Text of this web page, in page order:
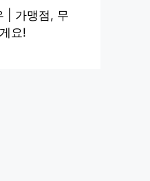
| 가맹점, 무
요!